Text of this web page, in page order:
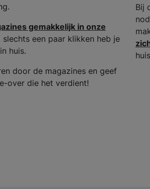
gemakkelijk in onze
slechts een paar klikken heb je
huis.
door de magazines en geef
over die het verdient!
Bij